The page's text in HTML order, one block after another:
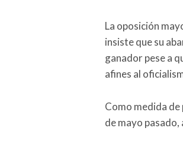
La oposición
insiste que su
ganador pese a
afines al
Como medida
de mayo pasado,